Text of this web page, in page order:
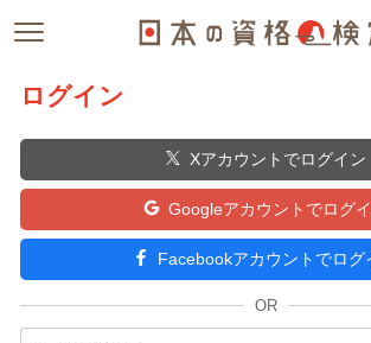
ログイン
Xアカウントでログイン
Googleアカウントでログ
Facebookアカウントでログ